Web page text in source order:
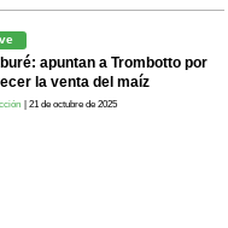
apuntan a Trombotto por
la venta del maíz
| 21 de octubre de 2025